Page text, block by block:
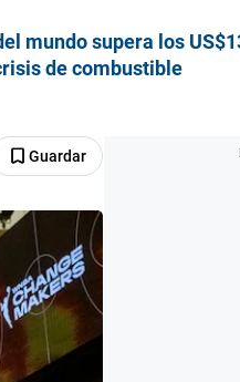
mundo supera los
de combustible
Guardar